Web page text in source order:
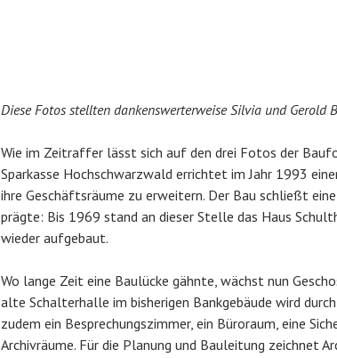
Diese Fotos stellten dankenswerterweise Silvia und Gerold
Wie im Zeitraffer lässt sich auf den drei Fotos der
Sparkasse Hochschwarzwald errichtet im Jahr 1993
ihre Geschäftsräume zu erweitern. Der Bau schließt
prägte: Bis 1969 stand an dieser Stelle das Haus
wieder aufgebaut.
Wo lange Zeit eine Baulücke gähnte, wächst nun
alte Schalterhalle im bisherigen Bankgebäude wird
zudem ein Besprechungszimmer, ein Büroraum, eine
Archivräume. Für die Planung und Bauleitung zeichnet